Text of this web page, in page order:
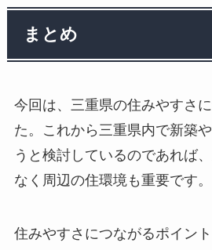
まとめ
今回は、三重県の住みやすさ
た。これから三重県内で新築
うと検討しているのであれば
なく周辺の住環境も重要です。
住みやすさにつながるポイン